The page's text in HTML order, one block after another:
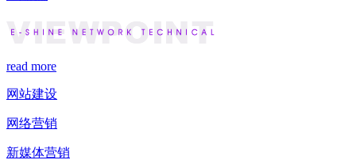
read more
网站建设
网络营销
新媒体营销